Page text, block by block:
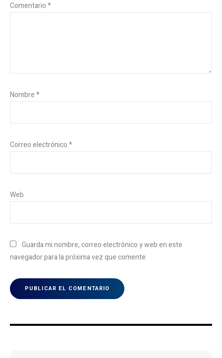
Comentario*
Nombre*
Correo electrónico*
Web
Guarda mi nombre, correo electrónico y web en este
navegador para la próxima vez que comente.